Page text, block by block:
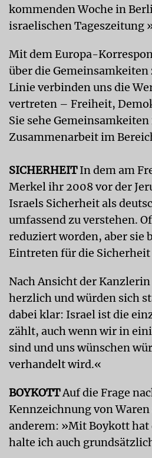
kommenden Woche in
israelischen Tageszeitung
Mit dem Europa-
über die
Linie verbinden uns die
vertreten – Freiheit,
Sie sehe
Zusammenarbeit im
SICHERHEITIn dem am
Merkel ihr 2008 vor der
Israels Sicherheit als
umfassend zu verstehen.
reduziert worden, aber sie
Eintreten für die
Nach Ansicht der
herzlich und würden sich
dabei klar: Israel ist die
zählt, auch wenn wir in
sind und uns wünschen
verhandelt wird.«
BOYKOTTAuf die Frage
Kennzeichnung von
anderem: »Mit Boykott
halte ich auch